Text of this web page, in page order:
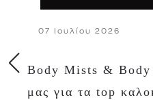
07 Ιουλίου 2026
Body Mists & Body
μας για τα top